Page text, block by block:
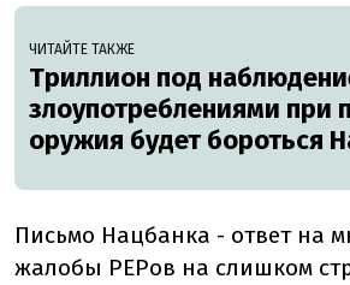
ЧИТАЙТЕ ТАКЖЕ
Триллион под
злоупотреблениями при
оружия будет бороться
Письмо Нацбанка - ответ на
жалобы PEPов на слишком